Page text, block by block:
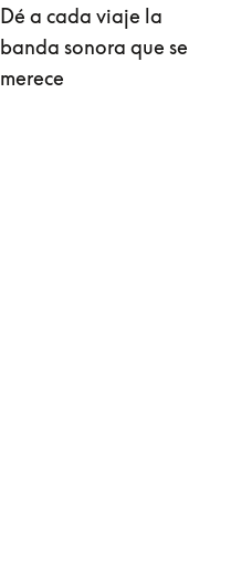
Dé a cada viaje la
banda sonora que se
merece